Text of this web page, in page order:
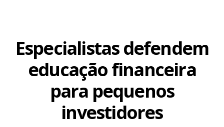
Especialistas defendem
educação financeira
para pequenos
investidores